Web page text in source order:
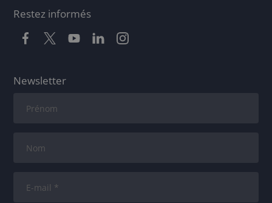
Restez informés
Newsletter